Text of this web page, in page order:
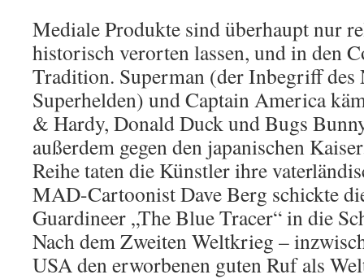
Mediale Produkte sind überhaupt nur
historisch verorten lassen, und in den
Tradition. Superman (der Inbegriff
Superhelden) und Captain America
& Hardy, Donald Duck und Bugs
außerdem gegen den japanischen
Reihe taten die Künstler ihre
MAD-Cartoonist Dave Berg schickte
Guardineer „The Blue Tracer“ in die
Nach dem Zweiten Weltkrieg –
USA den erworbenen guten Ruf als